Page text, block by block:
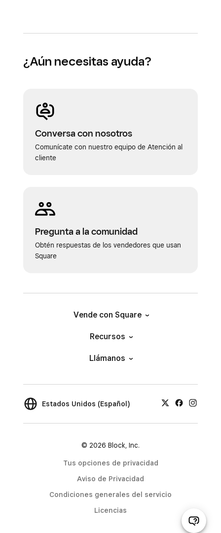
¿Aún necesitas ayuda?
Conversa con nosotros
Comunícate con nuestro equipo de Atención al
cliente
Pregunta a la comunidad
Obtén respuestas de los vendedores que usan
Square
Vende con Square
Recursos
Llámanos
Estados Unidos (Español)
© 2026 Block, Inc.
Tus opciones de privacidad
Aviso de Privacidad
Condiciones generales del servicio
Licencias